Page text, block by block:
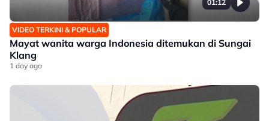
01:12
VIDEO TERKINI & POPULAR
Mayat wanita warga Indonesia ditemukan di Sungai
Klang
1 day ago